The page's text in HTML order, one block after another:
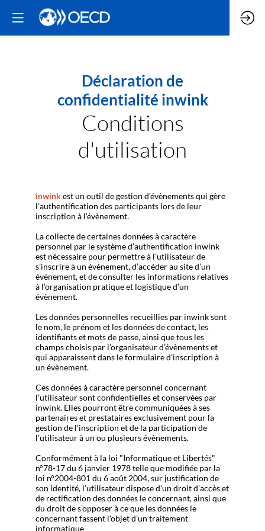
Déclaration de
confidentialité inwink
Conditions
d'utilisation
inwinkest un outil de gestion d’évènements qui gère
l’authentification des participants lors de leur
inscription à l’évènement.
La collecte de certaines données à caractère
personnel par le système d’authentification inwink
est nécessaire pour permettre à l’utilisateur de
s’inscrire à un évènement, d’accéder au site d’un
évènement, et de consulter les informations relatives
à l’organisation pratique et logistique d’un
évènement.
Les données personnelles recueillies par inwink sont
le nom, le prénom et les données de contact, les
identifiants et mots de passe, ainsi que tous les
champs choisis par l’organisateur d’évènements et
qui apparaissent dans le formulaire d’inscription à
un évènement.
Ces données à caractère personnel concernant
l’utilisateur sont confidentielles et conservées par
inwink. Elles pourront être communiquées à ses
partenaires et prestataires exclusivement pour la
gestion de l’inscription et de la participation de
l’utilisateur à un ou plusieurs évènements.
Conformément à la loi "Informatique et Libertés"
n°78-17 du 6 janvier 1978 telle que modifiée par la
loi n°2004-801 du 6 août 2004, sur justification de
son identité, l’utilisateur dispose d'un droit d'accès et
de rectification des données le concernant, ainsi que
du droit de s’opposer à ce que les données le
concernant fassent l'objet d'un traitement
informatique